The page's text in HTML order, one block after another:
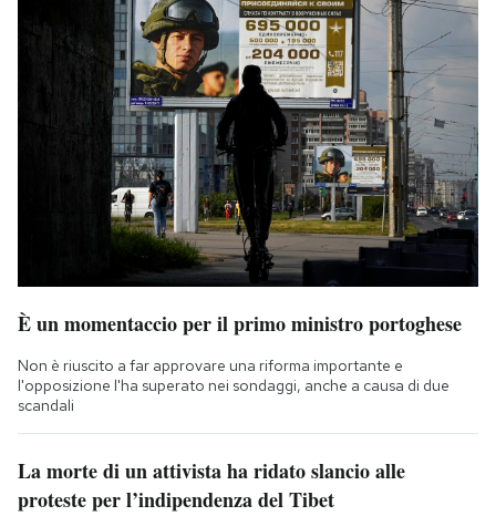
È un momentaccio per il primo ministro portoghese
Non è riuscito a far approvare una riforma importante e
l'opposizione l'ha superato nei sondaggi, anche a causa di due
scandali
La morte di un attivista ha ridato slancio alle
proteste per l’indipendenza del Tibet